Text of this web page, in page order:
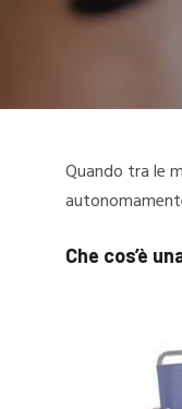
Quando tra le
Che cos’è